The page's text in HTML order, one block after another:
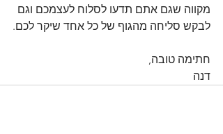
מקווה שגם אתם תדעו לסלוח לעצמכם וגם
לבקש סליחה מהגוף של כל אחד שיקר לכם.
חתימה טובה,
דנה